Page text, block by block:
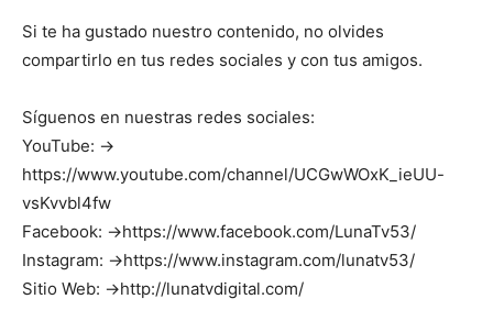
Si te ha gustado nuestro contenido, no olvides
compartirlo en tus redes sociales y con tus amigos.
Síguenos en nuestras redes sociales:
YouTube: →
https://www.youtube.com/channel/UCGwWOxK_ieUU-
vsKvvbl4fw
Facebook: →https://www.facebook.com/LunaTv53/
Instagram: →https://www.instagram.com/lunatv53/
Sitio Web: →http://lunatvdigital.com/